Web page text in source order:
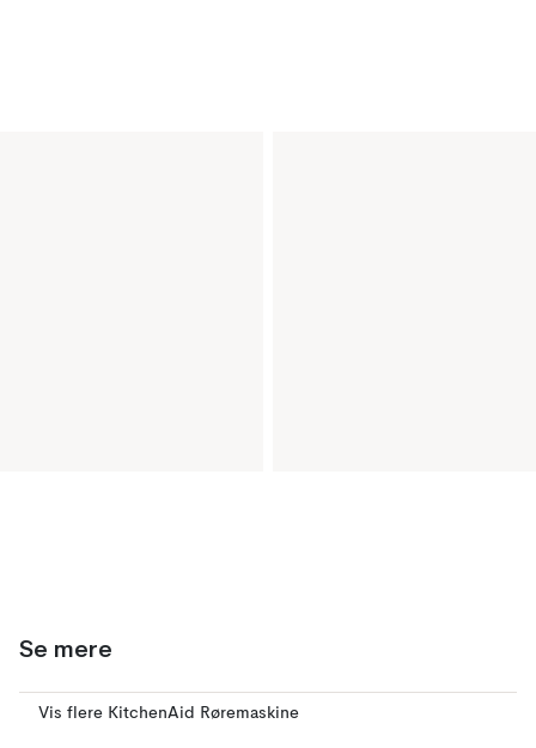
Se mere
Vis flere KitchenAid Røremaskine